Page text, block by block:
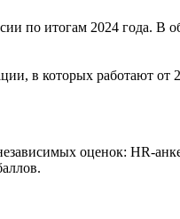
по итогам 2024 года.
в которых работают
оценок: HR-